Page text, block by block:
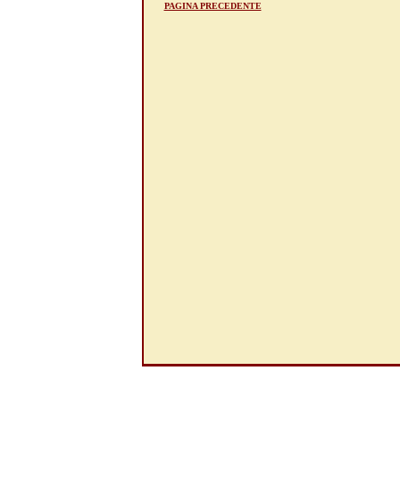
PAGINA PRECEDENTE